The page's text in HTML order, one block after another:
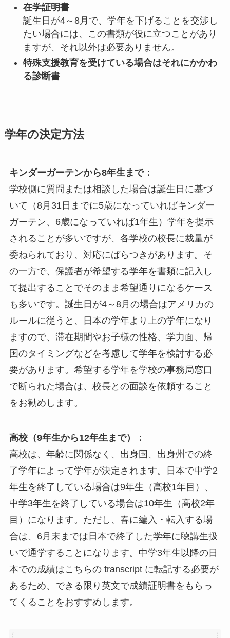
在学証明書
誕生日が4～8月で、学年を下げることを交渉し
たい場合には、この書類が役に立つことがあり
ますが、それ以外は必要ありません。
特殊支援教育を受けている場合はそれにかかわ
る診断書
学年の決定方法
キンダーガーテンから8年生まで：
学校側に質問または相談した場合は誕生日に基づ
いて（8月31日までに5歳になっていればキンダー
ガーテン、6歳になっていれば1年生）学年を提示
されることが多いですが、各学校の校長に裁量が
委ねられており、対応にばらつきがあります。そ
の一方で、保護者が希望する学年を書類に記入し
て提出することでそのまま希望通りになるケース
も多いです。誕生日が4～8月の場合はアメリカの
ルールに従うと、日本の学年より上の学年になり
ますので、滞在期間やお子様の性格、学力面、帰
国のタイミングなどを考慮して学年を検討する必
要があります。希望する学年を学校の事務局窓口
で断られた場合は、校長との面談を依頼すること
をお勧めします。
高校（9年生から12年生まで）：
高校は、年齢に関係なく、出身国、出身州での終
了学年によって学年が決定されます。日本で中学2
年生を終了している場合は9年生（高校1年目）、
中学3年生を終了している場合は10年生（高校2年
目）になります。ただし、春に編入・転入する場
合は、6月末までは日本で終了した学年に聴講生扱
いで通学することになります。中学3年生以降の日
本での成績はこちらの transcript に転記する必要が
あるため、できる限り英文で成績証明書をもらっ
てくることをおすすめします。